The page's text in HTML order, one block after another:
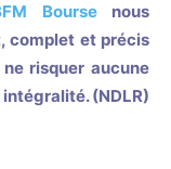
Boursenous
complet et précis
risquer aucune
(NDLR)